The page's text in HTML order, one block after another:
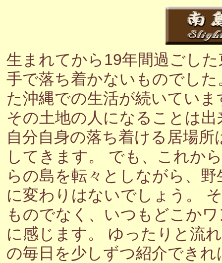
生まれてから19年間過ごし
手で落ち着かないものでし
た沖縄での生活が続いてい
その土地の人になることは
自分自身の落ち着ける居場
してきます。 でも、これか
らの島を転々としながら、
に変わりはないでしょう。
ものでなく、いつもどこか
に感じます。 ゆったりと流
の毎日を少しずつ紹介でき